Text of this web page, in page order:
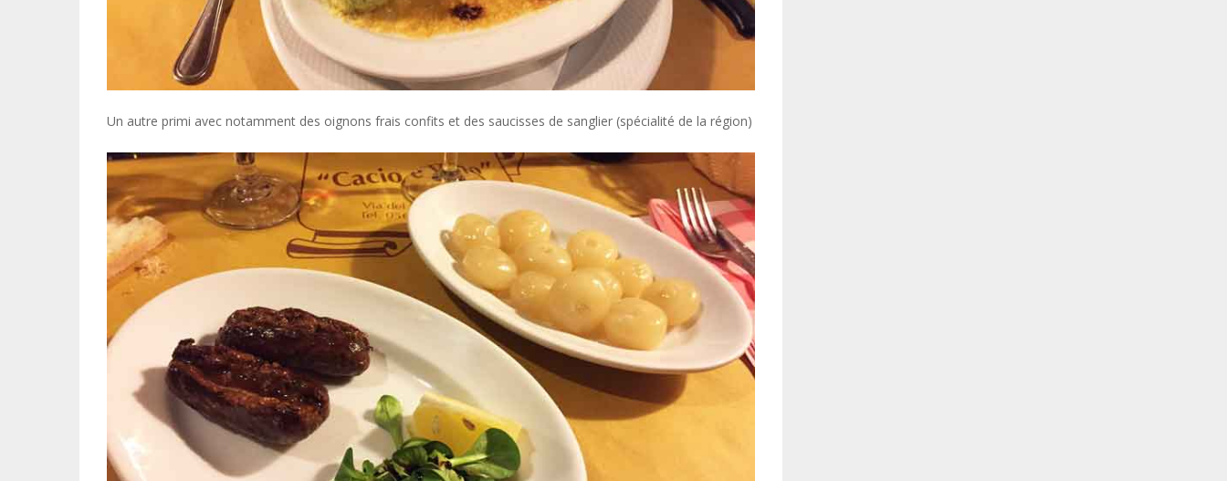
Un autre primi avec notamment des oignons frais confits et des saucisses de sanglier (spécialité de la région)